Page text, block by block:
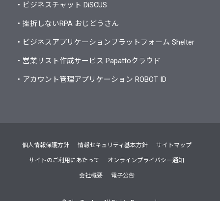
・ビジネスチャット DiSCUS
・挫折しないRPA おじどうさん
・ビジネスアプリケーションプラットフォーム Shelter
・営業リスト作成サービス Papattoクラウド
・アカウント管理アプリケーション ROBOT ID
個人情報保護方針 情報セキュリティ基本方針 サイトマップ
サイトのご利用にあたって オンラインプライバシー通知
会社概要 電子公告